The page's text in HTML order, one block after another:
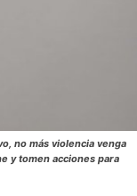
no más violencia venga
y tomen acciones para